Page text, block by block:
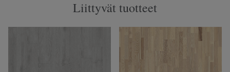
Liittyvät tuotteet